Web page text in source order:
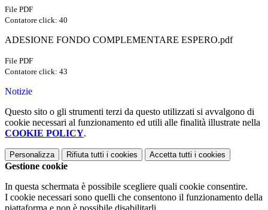
File PDF
Contatore click: 40
ADESIONE FONDO COMPLEMENTARE ESPERO.pdf
File PDF
Contatore click: 43
Notizie
Questo sito o gli strumenti terzi da questo utilizzati si avvalgono di
cookie necessari al funzionamento ed utili alle finalità illustrate nella
COOKIE POLICY.
Personalizza Rifiuta tutti i cookies Accetta tutti i cookies
Gestione cookie
In questa schermata è possibile scegliere quali cookie consentire.
I cookie necessari sono quelli che consentono il funzionamento della